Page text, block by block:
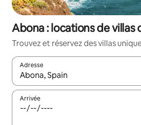
Abona : locations de villas
Trouvez et réservez des villas
Adresse
Lorsque les résultats s'affichent,
Arrivée